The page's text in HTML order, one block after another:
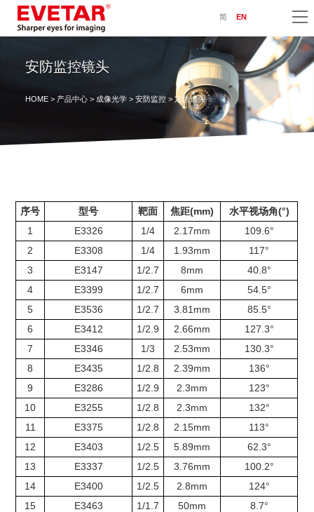
简 EN
安防监控镜头
HOME> 产品中心> 成像光学> 安防监控> 定焦镜头
序号 型号 靶面 焦距(mm)
水平视场角(°)
1
E3326 1/4 2.17mm
109.6°
2
E3308 1/4 1.93mm
117°
3
E3147 1/2.7 8mm
40.8°
4
E3399 1/2.7 6mm
54.5°
5
E3536 1/2.7 3.81mm
85.5°
6
E3412 1/2.9 2.66mm
127.3°
7
E3346 1/3 2.53mm
130.3°
8
E3435 1/2.8 2.39mm
136°
9
E3286 1/2.9 2.3mm
123°
10
E3255 1/2.8 2.3mm
132°
11
E3375 1/2.8 2.15mm
113°
12
E3403 1/2.5 5.89mm
62.3°
13
E3337 1/2.5 3.76mm
100.2°
14
E3400 1/2.5 2.8mm
124°
15
E3463 1/1.7 50mm
8.7°